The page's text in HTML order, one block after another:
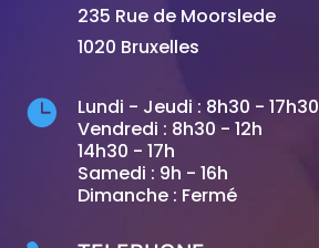
235 Rue de Moorslede
1020 Bruxelles

Lundi - Jeudi : 8h30 - 17h30
Vendredi : 8h30 - 12h
14h30 - 17h
Samedi : 9h - 16h
Dimanche : Fermé